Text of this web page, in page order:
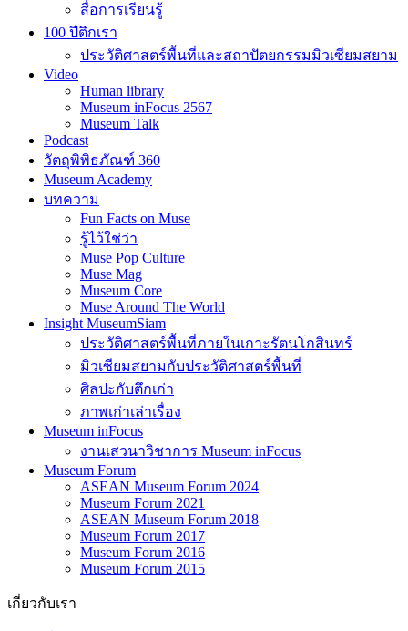
สื่อการเรียนรู้
100 ปีตึกเรา
ประวัติศาสตร์พื้นที่และสถาปัตยกรรมมิวเซียมสยาม
Video
Human library
Museum inFocus 2567
Museum Talk
Podcast
วัตถุพิพิธภัณฑ์ 360
Museum Academy
บทความ
Fun Facts on Muse
รู้ไว้ใช่ว่า
Muse Pop Culture
Muse Mag
Museum Core
Muse Around The World
Insight MuseumSiam
ประวัติศาสตร์พื้นที่ภายในเกาะรัตนโกสินทร์
มิวเซียมสยามกับประวัติศาสตร์พื้นที่
ศิลปะกับตึกเก่า
ภาพเก่าเล่าเรื่อง
Museum inFocus
งานเสวนาวิชาการ Museum inFocus
Museum Forum
ASEAN Museum Forum 2024
Museum Forum 2021
ASEAN Museum Forum 2018
Museum Forum 2017
Museum Forum 2016
Museum Forum 2015
เกี่ยวกับเรา